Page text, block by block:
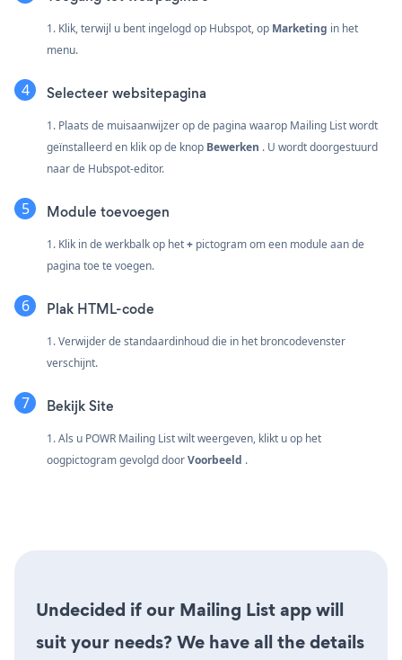
1. Klik, terwijl u bent ingelogd op Hubspot, op Marketing in het
menu.
Selecteer websitepagina
1. Plaats de muisaanwijzer op de pagina waarop Mailing List wordt
geïnstalleerd en klik op de knop Bewerken . U wordt doorgestuurd
naar de Hubspot-editor.
Module toevoegen
1. Klik in de werkbalk op het+ pictogram om een module aan de
pagina toe te voegen.
Plak HTML-code
1. Verwijder de standaardinhoud die in het broncodevenster
verschijnt.
Bekijk Site
1. Als u POWR Mailing List wilt weergeven, klikt u op het
oogpictogram gevolgd doorVoorbeeld .
Undecided if our Mailing List app will
suit your needs? We have all the details